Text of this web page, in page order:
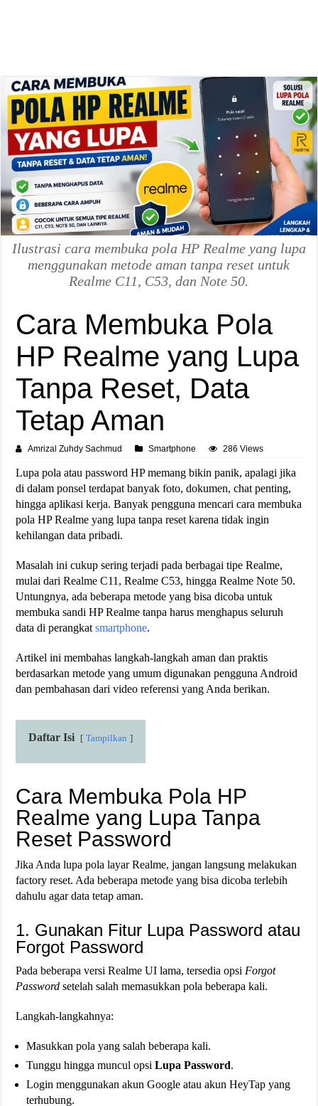
Ilustrasi cara membuka pola HP Realme yang lupa
menggunakan metode aman tanpa reset untuk
Realme C11, C53, dan Note 50.
Cara Membuka Pola
HP Realme yang Lupa
Tanpa Reset, Data
Tetap Aman
Amrizal Zuhdy Sachmud Smartphone 286 Views
Lupa pola atau password HP memang bikin panik, apalagi jika
di dalam ponsel terdapat banyak foto, dokumen, chat penting,
hingga aplikasi kerja. Banyak pengguna mencari cara membuka
pola HP Realme yang lupa tanpa reset karena tidak ingin
kehilangan data pribadi.
Masalah ini cukup sering terjadi pada berbagai tipe Realme,
mulai dari Realme C11, Realme C53, hingga Realme Note 50.
Untungnya, ada beberapa metode yang bisa dicoba untuk
membuka sandi HP Realme tanpa harus menghapus seluruh
data di perangkatsmartphone.
Artikel ini membahas langkah-langkah aman dan praktis
berdasarkan metode yang umum digunakan pengguna Android
dan pembahasan dari video referensi yang Anda berikan.
Daftar Isi Tampilkan
Cara Membuka Pola HP
Realme yang Lupa Tanpa
Reset Password
Jika Anda lupa pola layar Realme, jangan langsung melakukan
factory reset. Ada beberapa metode yang bisa dicoba terlebih
dahulu agar data tetap aman.
1. Gunakan Fitur Lupa Password atau
Forgot Password
Pada beberapa versi Realme UI lama, tersedia opsi Forgot
Password setelah salah memasukkan pola beberapa kali.
Langkah-langkahnya:
Masukkan pola yang salah beberapa kali.
Tunggu hingga muncul opsiLupa Password.
Login menggunakan akun Google atau akun HeyTap yang
terhubung.